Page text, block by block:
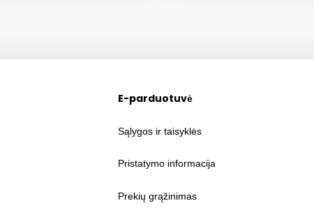
E-parduotuvė
Sąlygos ir taisyklės
Pristatymo informacija
Prekių grąžinimas